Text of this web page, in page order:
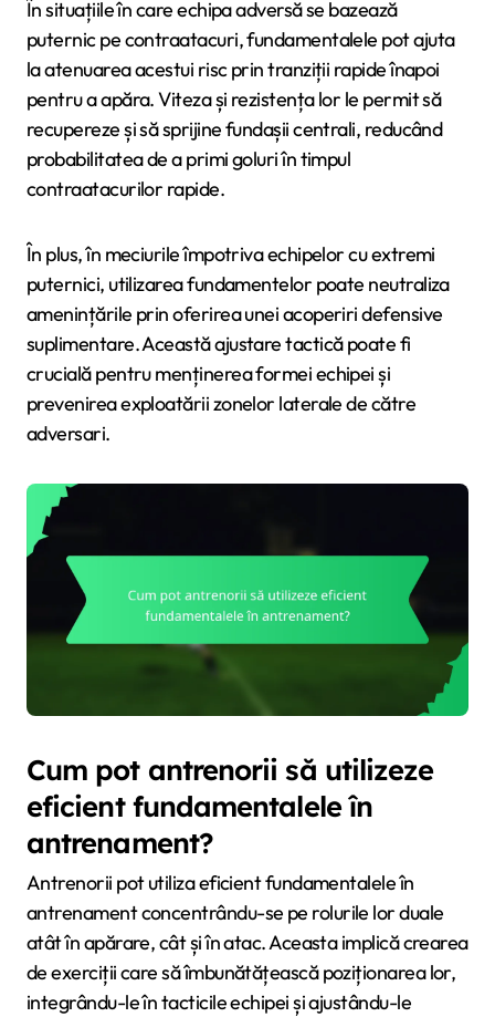
În situațiile în care echipa adversă se bazează
puternic pe contraatacuri, fundamentalele pot ajuta
la atenuarea acestui risc prin tranziții rapide înapoi
pentru a apăra. Viteza și rezistența lor le permit să
recupereze și să sprijine fundașii centrali, reducând
probabilitatea de a primi goluri în timpul
contraatacurilor rapide.
În plus, în meciurile împotriva echipelor cu extremi
puternici, utilizarea fundamentelor poate neutraliza
amenințările prin oferirea unei acoperiri defensive
suplimentare. Această ajustare tactică poate fi
crucială pentru menținerea formei echipei și
prevenirea exploatării zonelor laterale de către
adversari.
Cum pot antrenorii să utilizeze
eficient fundamentalele în
antrenament?
Antrenorii pot utiliza eficient fundamentalele în
antrenament concentrându-se pe rolurile lor duale
atât în apărare, cât și în atac. Aceasta implică crearea
de exerciții care să îmbunătățească poziționarea lor,
integrându-le în tacticile echipei și ajustându-le